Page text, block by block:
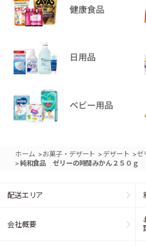
ホーム >お菓子・デザート > デザート >ゼ
>純和食品 ゼリーの時間みかん２５０ｇ
配送エリア
会社概要